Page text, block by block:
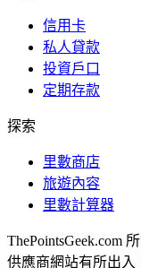
信用卡
私人貸款
投資戶口
定期存款
探索
里數商店
旅遊內容
里數計算器
ThePointsGeek.com
供應商網站有所出入